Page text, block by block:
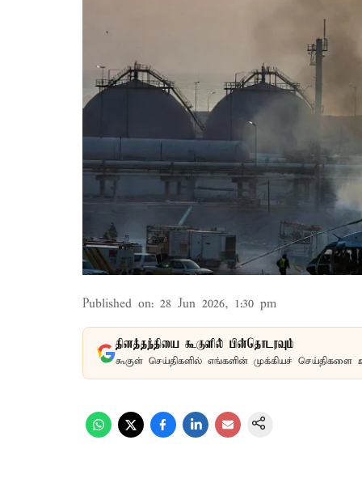
Published on: 28 Jun 2026, 1:30 pm
தினத்தந்தியை கூகுளில் பின்தொடரவும்
கூகுள் செய்திகளில் எங்களின் முக்கியச் செய்திகளை